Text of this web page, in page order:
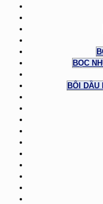
BỌC
BÔI DẦU